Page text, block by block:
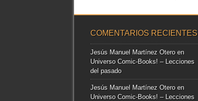
COMENTARIOS RECIENTES
Jesús Manuel Martínez Oteroen
Universo Comic-Books! – Lecciones
del pasado
Jesús Manuel Martínez Oteroen
Universo Comic-Books! – Lecciones